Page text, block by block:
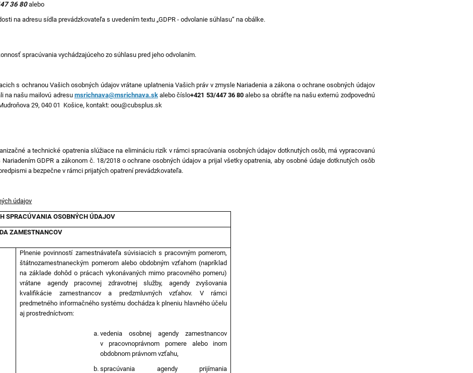
36 80alebo
na adresu sídla prevádzkovateľa s uvedením textu „GDPR - odvolanie súhlasu“ na obálke.
spracúvania vychádzajúceho zo súhlasu pred jeho odvolaním.
s ochranou Vašich osobných údajov vrátane uplatnenia Vašich práv v zmysle Nariadenia a zákona o ochrane osobných údajov
na našu mailovú adresumsrichnava@msrichnava.skalebo číslo+421 53/447 36 80alebo sa obráťte na našu externú zodpovednú
29, 040 01 Košice, kontakt: oou@cubsplus.sk
a technické opatrenia slúžiace na elimináciu rizík v rámci spracúvania osobných údajov dotknutých osôb, má vypracovanú
GDPR a zákonom č. 18/2018 o ochrane osobných údajov a prijal všetky opatrenia, aby osobné údaje dotknutých osôb
a bezpečne v rámci prijatých opatrení prevádzkovateľa.
údajov
SPRACÚVANIA OSOBNÝCH ÚDAJOV
ZAMESTNANCOV
Plnenie povinností zamestnávateľa súvisiacich s pracovným pomerom,
štátnozamestnaneckým pomerom alebo obdobným vzťahom (napríklad
na základe dohôd o prácach vykonávaných mimo pracovného pomeru)
vrátane agendy pracovnej zdravotnej služby, agendy zvyšovania
kvalifikácie zamestnancov a predzmluvných vzťahov. V rámci
predmetného informačného systému dochádza k plneniu hlavného účelu
aj prostredníctvom:
vedenia osobnej agendy zamestnancov
v pracovnoprávnom pomere alebo inom
obdobnom právnom vzťahu,
spracúvania agendy prijímania